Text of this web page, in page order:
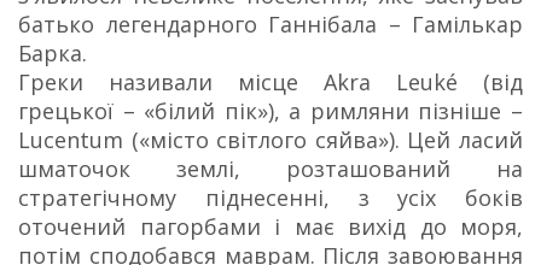
батько легендарного Ганнібала – Гамількар
Барка.
Греки називали місце Akra Leuké (від
грецької – «білий пік»), а римляни пізніше –
Lucentum («місто світлого сяйва»). Цей ласий
шматочок землі, розташований на
стратегічному піднесенні, з усіх боків
оточений пагорбами і має вихід до моря,
потім сподобався маврам. Після завоювання